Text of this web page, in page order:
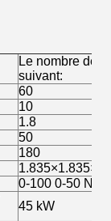
Le nombre de
suivant:
60
10
1.8
50
180
0-100 0-50
45 kW